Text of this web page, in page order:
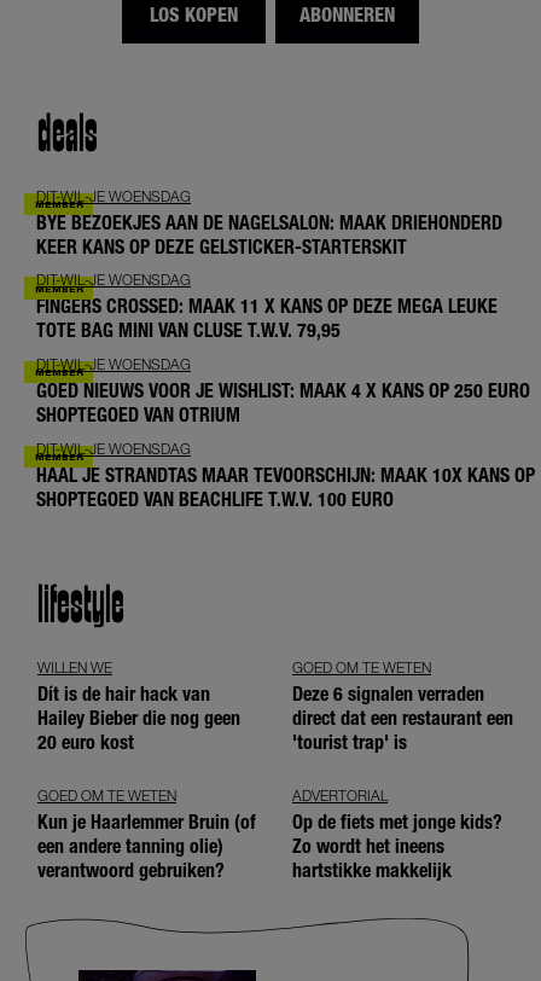
LOS KOPEN ABONNEREN
deals
DIT-WIL-JE WOENSDAG
BYE BEZOEKJES AAN DE NAGELSALON: MAAK DRIEHONDERD
KEER KANS OP DEZE GELSTICKER-STARTERSKIT
DIT-WIL-JE WOENSDAG
FINGERS CROSSED: MAAK 11 X KANS OP DEZE MEGA LEUKE
TOTE BAG MINI VAN CLUSE T.W.V. 79,95
DIT-WIL-JE WOENSDAG
GOED NIEUWS VOOR JE WISHLIST: MAAK 4 X KANS OP 250 EURO
SHOPTEGOED VAN OTRIUM
DIT-WIL-JE WOENSDAG
HAAL JE STRANDTAS MAAR TEVOORSCHIJN: MAAK 10X KANS OP
SHOPTEGOED VAN BEACHLIFE T.W.V. 100 EURO
lifestyle
WILLEN WE
Dít is de hair hack van
Hailey Bieber die nog geen
20 euro kost
GOED OM TE WETEN
Deze 6 signalen verraden
direct dat een restaurant een
'tourist trap' is
GOED OM TE WETEN
Kun je Haarlemmer Bruin (of
een andere tanning olie)
verantwoord gebruiken?
ADVERTORIAL
Op de fiets met jonge kids?
Zo wordt het ineens
hartstikke makkelijk